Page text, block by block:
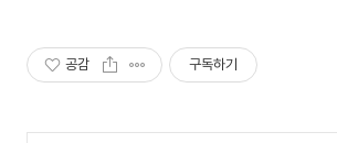
공감 구독하기